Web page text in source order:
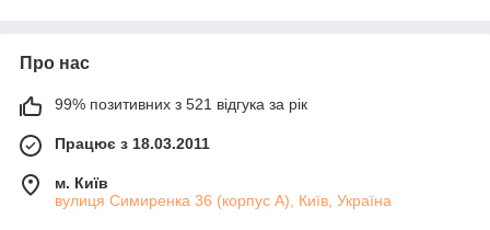
Про нас
99% позитивних з 521 відгука за рік
Працює з 18.03.2011
м. Київ
вулиця Симиренка 36 (корпус А), Київ, Україна